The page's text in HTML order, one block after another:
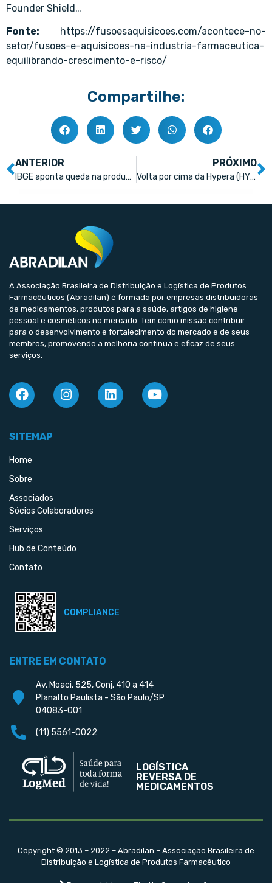
Founder Shield…
Fonte:
https://fusoesaquisicoes.com/acontece-no-
setor/fusoes-e-aquisicoes-na-industria-farmaceutica-
equilibrando-crescimento-e-risco/
Compartilhe:
ANTERIOR
IBGE aponta queda na produção da indústria farmacêutica
PRÓXIMO
Volta por cima da Hypera (HYPE3) pode fazer ação saltar 32%, analisa Safra
A Associação Brasileira de Distribuição e Logística de Produtos
Farmacêuticos (Abradilan) é formada por empresas distribuidoras
de medicamentos, produtos para a saúde, artigos de higiene
pessoal e cosméticos no mercado. Tem como missão contribuir
para o desenvolvimento e fortalecimento do mercado e de seus
membros, promovendo a melhoria contínua e eficaz de seus
serviços.
SITEMAP
Home
Sobre
Associados
Sócios Colaboradores
Serviços
Hub de Conteúdo
Contato
COMPLIANCE
ENTRE EM CONTATO
Av. Moaci, 525, Conj. 410 a 414
Planalto Paulista - São Paulo/SP
04083-001
(11) 5561-0022
LOGÍSTICA
REVERSA DE
MEDICAMENTOS
Copyright © 2013 – 2022 – Abradilan – Associação Brasileira de
Distribuição e Logística de Produtos Farmacêutico